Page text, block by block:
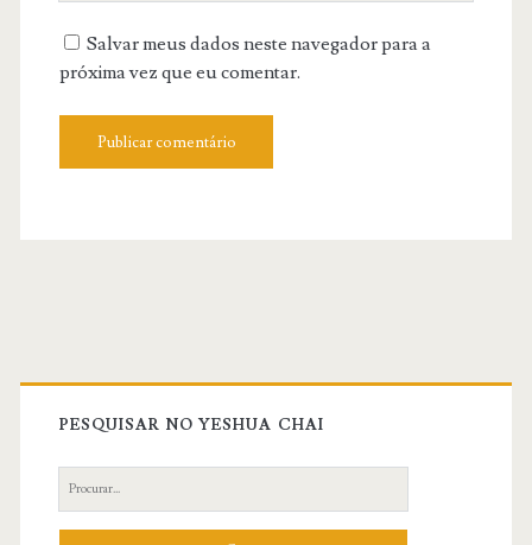
Salvar meus dados neste navegador para a
próxima vez que eu comentar.
Primary
Sidebar
PESQUISAR NO YESHUA CHAI
Search
for: